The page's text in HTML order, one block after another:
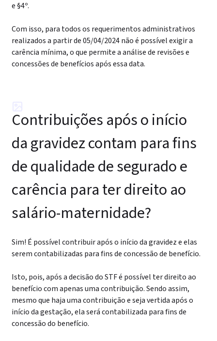
e §4º.
Com isso, para todos os requerimentos administrativos
realizados a partir de 05/04/2024 não é possível exigir a
carência mínima, o que permite a análise de revisões e
concessões de benefícios após essa data.
Contribuições após o início
da gravidez contam para fins
de qualidade de segurado e
carência para ter direito ao
salário-maternidade?
Sim! É possível contribuir após o início da gravidez e elas
serem contabilizadas para fins de concessão de benefício.
Isto, pois, após a decisão do STF é possível ter direito ao
benefício com apenas uma contribuição. Sendo assim,
mesmo que haja uma contribuição e seja vertida após o
início da gestação, ela será contabilizada para fins de
concessão do benefício.